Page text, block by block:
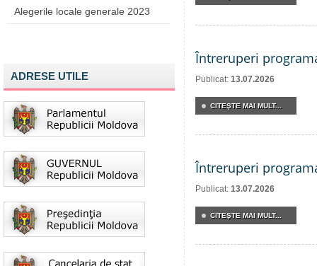
Alegerile locale generale 2023
ADRESE UTILE
Întreruperi
Publicat: 13.07.2026
CITEŞTE MAI MULT...
Întreruperi
Publicat: 13.07.2026
CITEŞTE MAI MULT...